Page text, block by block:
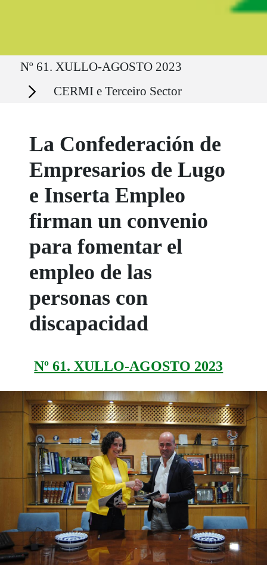
Ruta del sitio
Nº 61. XULLO-AGOSTO 2023
Secciones CERMI e Terceiro Sector
La Confederación de
Empresarios de Lugo
e Inserta Empleo
firman un convenio
para fomentar el
empleo de las
personas con
discapacidad
Nº 61. XULLO-AGOSTO 2023